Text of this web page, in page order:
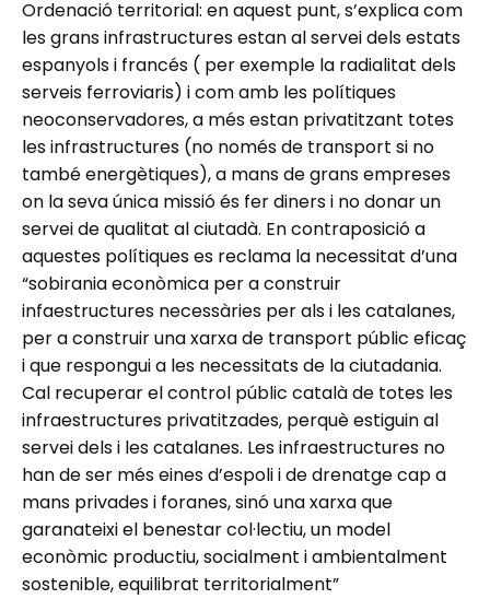
Ordenació territorial: en aquest punt, s’explica com
les grans infrastructures estan al servei dels estats
espanyols i francés ( per exemple la radialitat dels
serveis ferroviaris) i com amb les polítiques
neoconservadores, a més estan privatitzant totes
les infrastructures (no només de transport si no
també energètiques), a mans de grans empreses
on la seva única missió és fer diners i no donar un
servei de qualitat al ciutadà. En contraposició a
aquestes polítiques es reclama la necessitat d’una
“sobirania econòmica per a construir
infaestructures necessàries per als i les catalanes,
per a construir una xarxa de transport públic eficaç
i que respongui a les necessitats de la ciutadania.
Cal recuperar el control públic català de totes les
infraestructures privatitzades, perquè estiguin al
servei dels i les catalanes. Les infraestructures no
han de ser més eines d’espoli i de drenatge cap a
mans privades i foranes, sinó una xarxa que
garanateixi el benestar col·lectiu, un model
econòmic productiu, socialment i ambientalment
sostenible, equilibrat territorialment”